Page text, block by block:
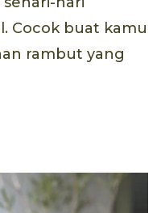
Cocok buat kamu
rambut yang